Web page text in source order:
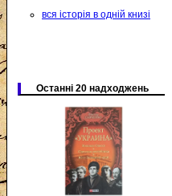
вся історія в одній книзі
Останні 20 надходжень